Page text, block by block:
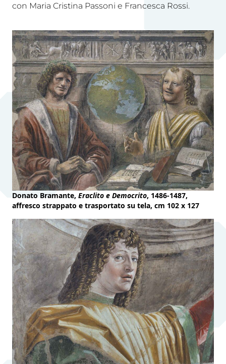
con Maria Cristina Passoni e Francesca Rossi.
Donato Bramante, Eraclito e Democrito, 1486-1487,
affresco strappato e trasportato su tela, cm 102 x 127